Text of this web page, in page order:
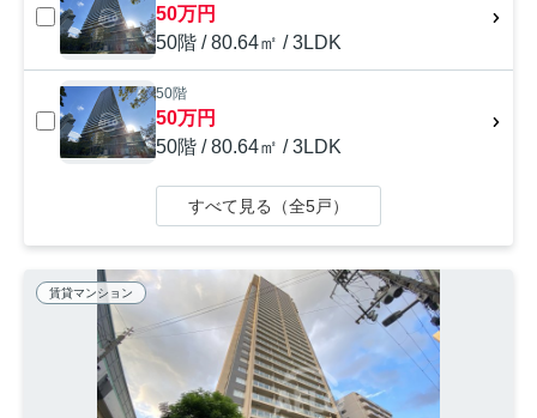
50万円
50階 / 80.64㎡ / 3LDK
50階
50万円
50階 / 80.64㎡ / 3LDK
すべて見る（全5戸）
賃貸マンション